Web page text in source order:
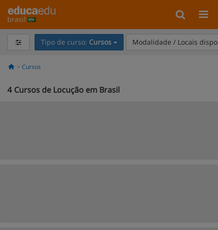
brasil
Tipo de curso: Cursos Modalidade / Locais
Cursos
4 Cursos de Locução em Brasil